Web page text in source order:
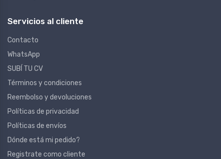
Servicios al cliente
Contacto
WhatsApp
SUBÍ TU CV
Términos y condiciones
Reembolso y devoluciones
Políticas de privacidad
Políticas de envíos
Dónde está mi pedido?
Registrate como cliente